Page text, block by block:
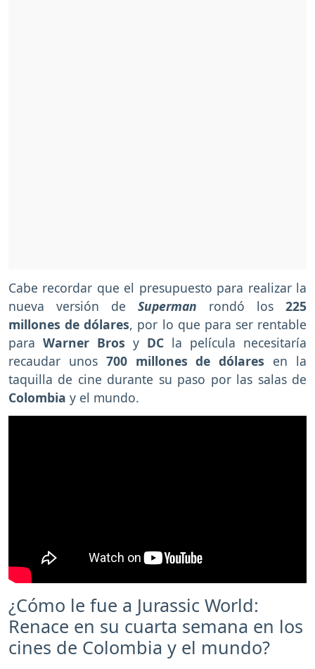
Cabe recordar que el presupuesto para realizar la
nueva versión de Superman rondó los 225
millones de dólares, por lo que para ser rentable
para Warner Bros y DC la película necesitaría
recaudar unos 700 millones de dólares en la
taquilla de cine durante su paso por las salas de
Colombia y el mundo.
¿Cómo le fue a Jurassic World:
Renace en su cuarta semana en los
cines de Colombia y el mundo?